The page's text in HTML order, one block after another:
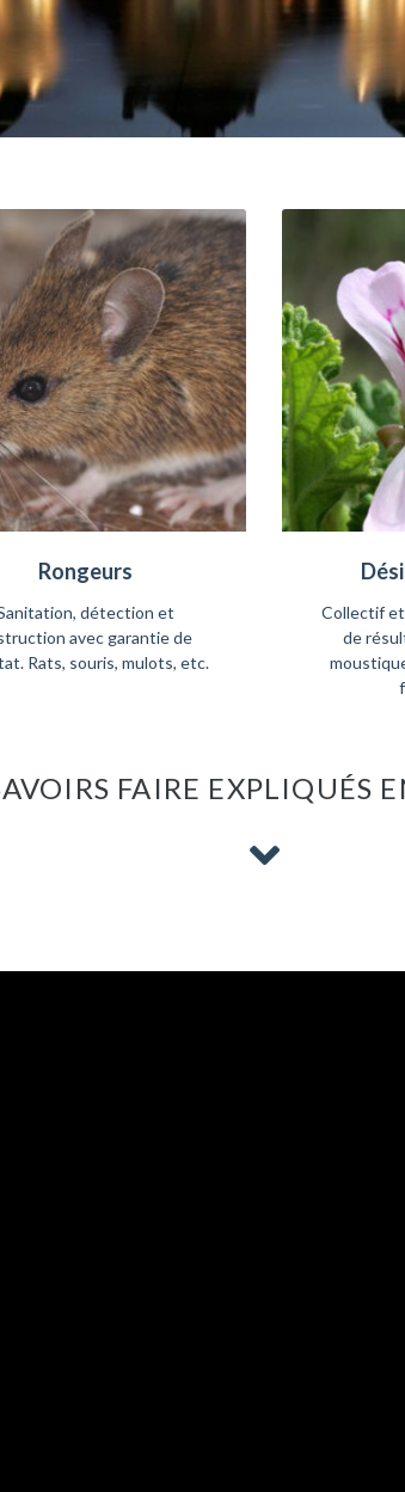
Rongeurs
détection et
avec garantie de
Rats, souris, mulots, etc.
Collectif
de
FAIRE EXPLIQUÉS